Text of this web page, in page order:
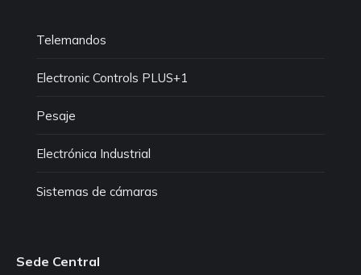
Telemandos
Electronic Controls PLUS+1
Pesaje
Electrónica Industrial
Sistemas de cámaras
Sede Central